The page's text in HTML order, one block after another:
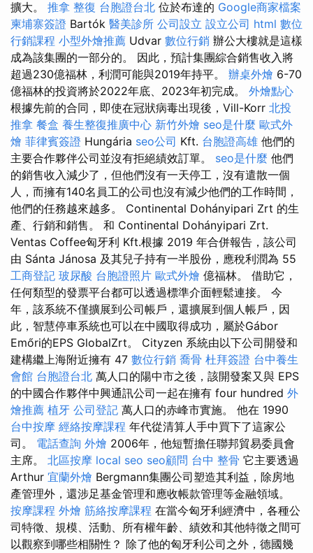
擴大。 推拿 整復 台胞證台北 位於布達的 Google商家檔案
柬埔寨簽證 Bartók 醫美診所 公司設立 設立公司 html 數位
行銷課程 小型外燴推薦 Udvar 數位行銷 辦公大樓就是這樣
成為該集團的一部分的。 因此，預計集團綜合銷售收入將
超過230億福林，利潤可能與2019年持平。 辦桌外燴 6-70
億福林的投資將於2022年底、2023年初完成。 外燴點心
根據先前的合同，即使在冠狀病毒出現後，Vill-Korr 北投
推拿 餐盒 養生整復推廣中心 新竹外燴 seo是什麼 歐式外
燴 菲律賓簽證 Hungária seo公司 Kft. 台胞證高雄 他們的
主要合作夥伴公司並沒有拒絕績效訂單。 seo是什麼 他們
的銷售收入減少了，但他們沒有一天停工，沒有遣散一個
人，而擁有140名員工的公司也沒有減少他們的工作時間，
他們的任務越來越多。 Continental Dohányipari Zrt 的生
產、行銷和銷售。 和 Continental Dohányipari Zrt.
Ventas Coffee匈牙利 Kft.根據 2019 年合併報告，該公司
由 Sánta Jánosa 及其兒子持有一半股份，應稅利潤為 55
工商登記 玻尿酸 台胞證照片 歐式外燴 億福林。 借助它，
任何類型的發票平台都可以透過標準介面輕鬆連接。 今
年，該系統不僅擴展到公司帳戶，還擴展到個人帳戶，因
此，智慧停車系統也可以在中國取得成功，屬於Gábor
Emőri的EPS GlobalZrt。 Cityzen 系統由以下公司開發和
建構繼上海附近擁有 47 數位行銷 喬骨 杜拜簽證 台中養生
會館 台胞證台北 萬人口的陽中市之後，該開發案又與 EPS
的中國合作夥伴中興通訊公司一起在擁有 four hundred 外
燴推薦 植牙 公司登記 萬人口的赤峰市實施。 他在 1990
台中按摩 經絡按摩課程 年代從清算人手中買下了這家公
司。 電話查詢 外燴 2006年，他短暫擔任聯邦貿易委員會
主席。 北區按摩 local seo seo顧問 台中 整骨 它主要透過
Arthur 宜蘭外燴 Bergmann集團公司塑造其利益，除房地
產管理外，還涉足基金管理和應收帳款管理等金融領域。
按摩課程 外燴 筋絡按摩課程 在當今匈牙利經濟中，各種公
司特徵、規模、活動、所有權年齡、績效和其他特徵之間可
以觀察到哪些相關性？ 除了他的匈牙利公司之外，德國幾